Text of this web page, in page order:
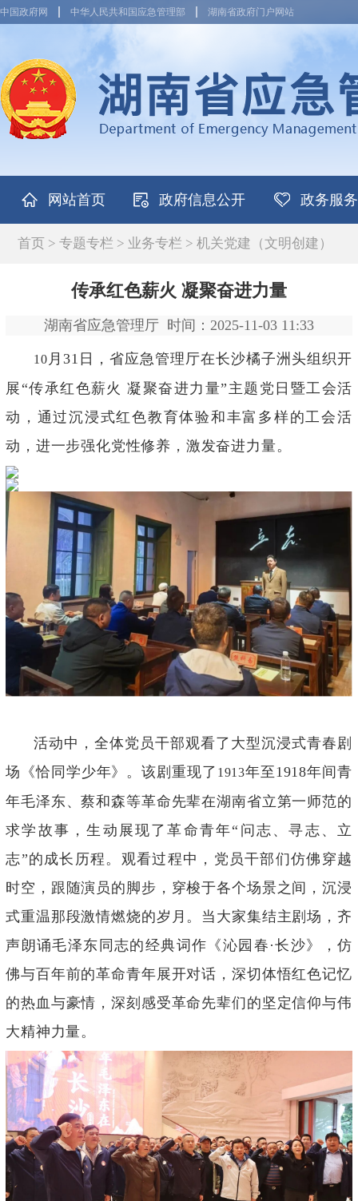
中国政府网 中华人民共和国应急管理部 湖南省政府门户网站
网站首页 政府信息公开 政务服务
首页> 专题专栏 > 业务专栏 > 机关党建（文明创建）
传承红色薪火 凝聚奋进力量
湖南省应急管理厅 时间：2025-11-03 11:33
10 月31 日，省应急管理厅在长沙橘子洲头组织开
展 “传承红色薪火 凝聚奋进力量” 主题党日暨工会活
动，通过沉浸式红色教育体验和丰富多样的工会活
动，进一步强化党性修养，激发奋进力量。
活动中，全体党员干部观看了大型沉浸式青春剧
场《恰同学少年》。该剧重现了 1913年至1918年间青
年毛泽东、蔡和森等革命先辈在湖南省立第一师范的
求学故事，生动展现了革命青年“ 问志、寻志、立
志”的成长历程。观看过程中，党员干部们仿佛穿越
时空，跟随演员的脚步，穿梭于各个场景之间，沉浸
式重温那段激情燃烧的岁月。当大家集结主剧场，齐
声朗诵毛泽东同志的经典词作《沁园春 ·长沙》，仿
佛与百年前的革命青年展开对话，深切体悟红色记忆
的热血与豪情，深刻感受革命先辈们的坚定信仰与伟
大精神力量。